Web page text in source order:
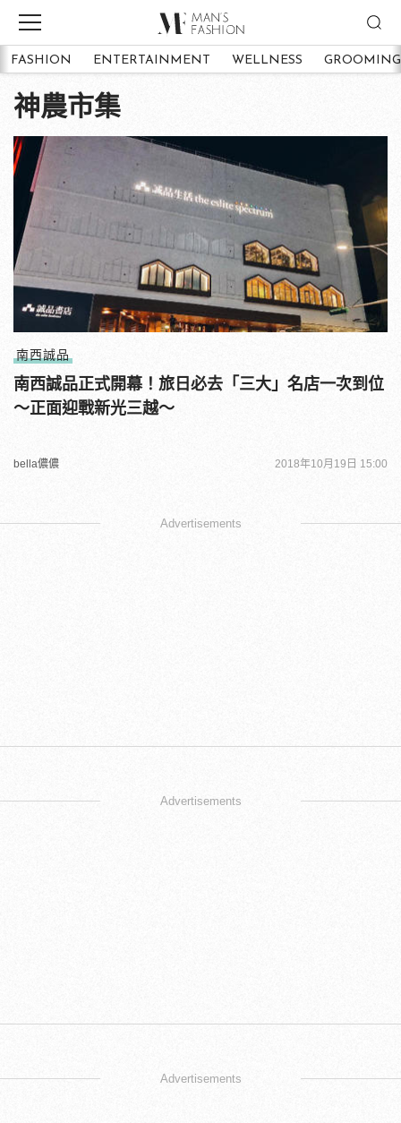
FASHION ENTERTAINMENT WELLNESS GROOMING
神農市集
南西誠品
南西誠品正式開幕！旅日必去「三大」名店一次到位
～正面迎戰新光三越～
bella儂儂 2018年10月19日 15:00
Advertisements
Advertisements
Advertisements